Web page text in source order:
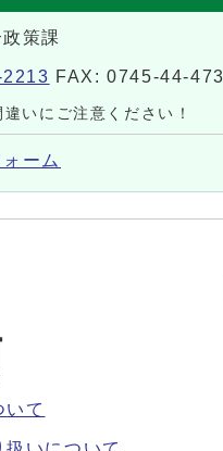
策課
FAX: 0745-44-
いにご注意ください！
ーム
いて